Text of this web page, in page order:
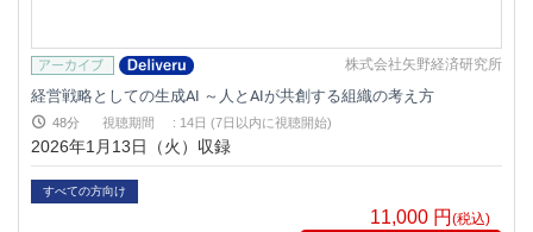
株式会社矢野経済研究所
経営戦略としての生成AI ～人とAIが共創する組織の考え方
48分 視聴期間 : 14日 (7日以内に視聴開始)
2026年1月13日（火）収録
すべての方向け
11,000 円(税込)